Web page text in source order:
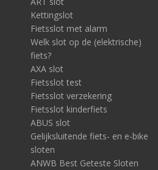
Kettingslot
Fietsslot met alarm
Welk slot op de (elektrische)
fiets?
AXA slot
Fietsslot test
Fietsslot verzekering
Fietsslot kinderfiets
ABUS slot
Gelijksluitende fiets- en e-bike
sloten
ANWB Best Geteste Sloten